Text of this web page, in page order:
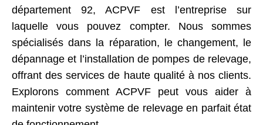
département 92, ACPVF est l’entreprise sur
laquelle vous pouvez compter. Nous sommes
spécialisés dans la réparation, le changement, le
dépannage et l’installation de pompes de relevage,
offrant des services de haute qualité à nos clients.
Explorons comment ACPVF peut vous aider à
maintenir votre système de relevage en parfait état